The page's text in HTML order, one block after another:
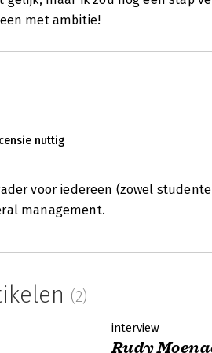
met ambitie!
nuttig
voor iedereen (zowel
management.
(2)
interview
Rudy